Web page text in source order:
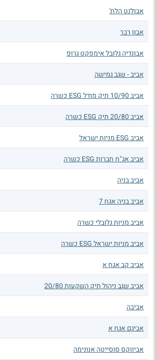
אבולנט הלת'
אבון רבר
אבונדיה גלובל אימפקט גרופ
אביב - שגב גמישה
אביב 10/90 תיק מודל ESG כשרה
אביב 20/80 תיק ESG כשרה
אביב ESG מניות ישראל
אביב אג"ח חברות ESG כשרה
אביב בניה
אביב בניה אגח 7
אביב מניות גלובלי כשרה
אביב מניות ישראל ESG כשרה
אביב קב אגח א
אביב שגב ניהול תיק השקעות 20/80
אביבה
אביגם אגח א
אביווקס סוסייטה אנונימה